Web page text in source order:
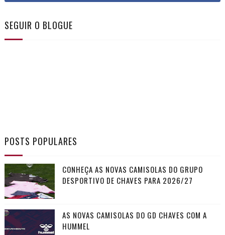
SEGUIR O BLOGUE
POSTS POPULARES
CONHEÇA AS NOVAS CAMISOLAS DO GRUPO
DESPORTIVO DE CHAVES PARA 2026/27
AS NOVAS CAMISOLAS DO GD CHAVES COM A
HUMMEL